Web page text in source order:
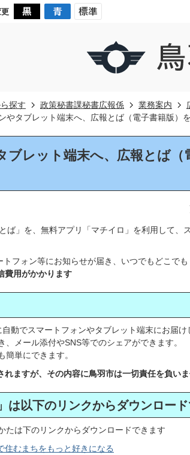
探す 政策秘書課秘書広報係 業務案内
やタブレット端末へ、広報とば（電子書籍版）
ブレット端末へ、広報とば（
ば」を、無料アプリ「マチイロ」を利用して、
フォン等にお知らせが届き、いつでもどこで
費用がかかります
動でスマートフォンやタブレット端末にお届け
、メール添付やSNS等でのシェアができます。
簡単にできます。
ますが、その内容に鳥羽市は一切責任を負いま
は以下のリンクからダウンロー
たは下のリンクからダウンロードできます
住むまちをもっと好きになる